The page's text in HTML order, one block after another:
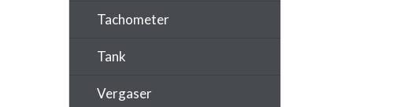
Tachometer
Tank
Vergaser